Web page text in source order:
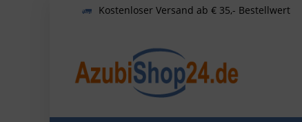
Kostenloser Versand ab € 35,- Bestellwert